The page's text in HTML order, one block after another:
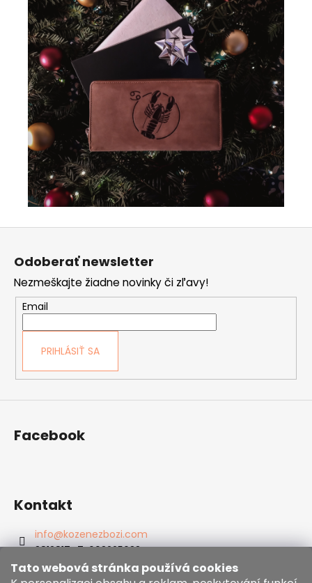
Tato webová stránka používá cookies
Z
Odoberať newsletter
Nezmeškajte žiadne novinky či zľavy!
Email
PRIHLÁSIŤ SA
Facebook
Kontakt
info@kozenezbozi.com
381281747, 603225633
603225633